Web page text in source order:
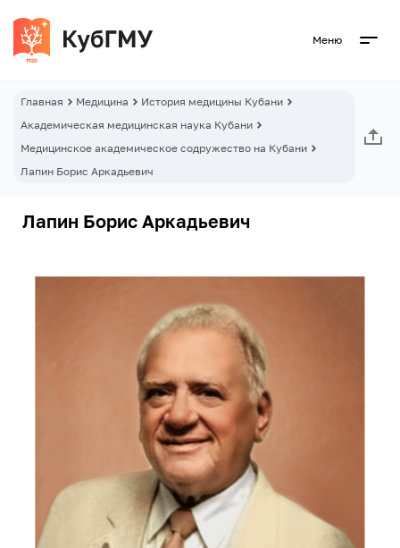
Меню
Главная Медицина
История медицины Кубани
Академическая медицинская наука Кубани
Медицинское академическое содружество на Кубани
Лапин Борис Аркадьевич
Лапин Борис Аркадьевич